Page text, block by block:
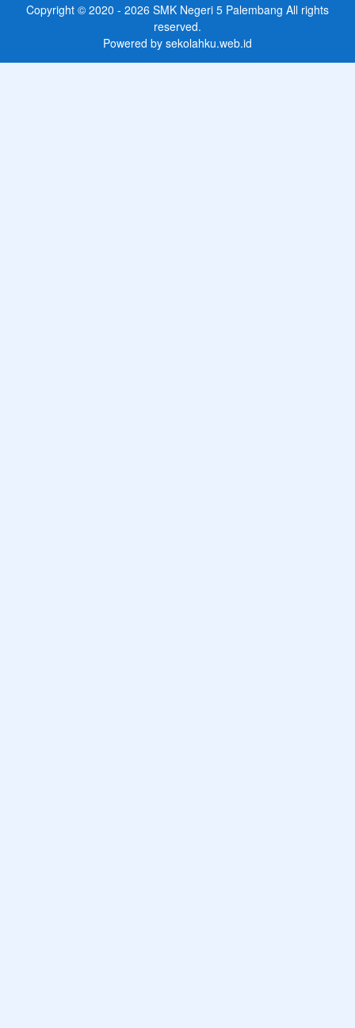
Copyright © 2020 - 2026 SMK Negeri 5 Palembang All rights
reserved.
Powered by sekolahku.web.id